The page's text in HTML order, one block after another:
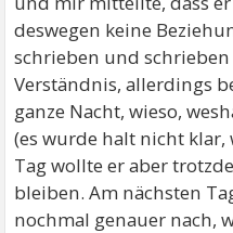
deswegen keine
schrieben und
Verständnis, allerdings
ganze Nacht, wieso,
(es wurde halt nicht klar,
Tag wollte er aber
bleiben. Am nächsten
nochmal genauer nach,